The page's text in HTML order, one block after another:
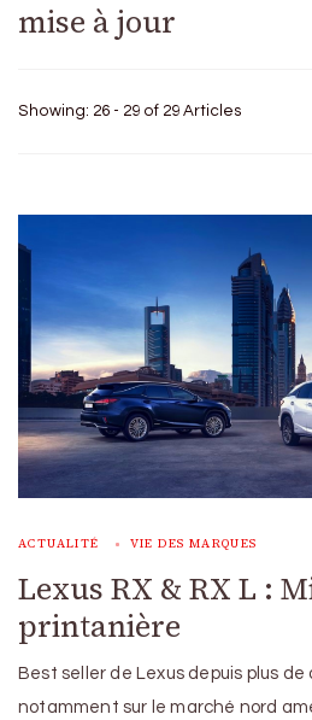
mise à jour
Showing: 26 - 29 of 29 Articles
ACTUALITÉ VIE DES MARQUES
Lexus RX & RX L :
printanière
Best seller de Lexus depuis plus de
notamment sur le marché nord